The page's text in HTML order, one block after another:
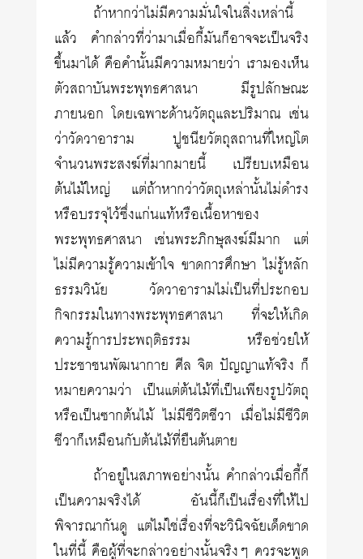
ถ้าหากว่าไม่มีความมั่นใจในสิ่งเหล่านี้
แล้ว คำกล่าวที่ว่ามาเมื่อกี้มันก็อาจจะเป็นจริง
ขึ้นมาได้ คือคำนั้นมีความหมายว่า เรามองเห็น
ตัวสถาบันพระพุทธศาสนา มีรูปลักษณะ
ภายนอก โดยเฉพาะด้านวัตถุและปริมาณ เช่น
ว่าวัดวาอาราม ปูชนียวัตถุสถานที่ใหญ่โต
จำนวนพระสงฆ์ที่มากมายนี้ เปรียบเหมือน
ต้นไม้ใหญ่ แต่ถ้าหากว่าวัตถุเหล่านั้นไม่ดำรง
หรือบรรจุไว้ซึ่งแก่นแท้หรือเนื้อหาของ
พระพุทธศาสนา เช่นพระภิกษุสงฆ์มีมาก แต่
ไม่มีความรู้ความเข้าใจ ขาดการศึกษา ไม่รู้หลัก
ธรรมวินัย วัดวาอารามไม่เป็นที่ประกอบ
กิจกรรมในทางพระพุทธศาสนา ที่จะให้เกิด
ความรู้การประพฤติธรรม หรือช่วยให้
ประชาชนพัฒนากาย ศีล จิต ปัญญาแท้จริง ก็
หมายความว่า เป็นแต่ต้นไม้ที่เป็นเพียงรูปวัตถุ
หรือเป็นซากต้นไม้ ไม่มีชีวิตชีวา เมื่อไม่มีชีวิต
ชีวาก็เหมือนกับต้นไม้ที่ยืนต้นตาย
ถ้าอยู่ในสภาพอย่างนั้น คำกล่าวเมื่อกี้ก็
เป็นความจริงได้ อันนี้ก็เป็นเรื่องที่ให้ไป
พิจารณากันดู แต่ไม่ใช่เรื่องที่จะวินิจฉัยเด็ดขาด
ในที่นี้ คือผู้ที่จะกล่าวอย่างนั้นจริงๆ ควรจะพูด